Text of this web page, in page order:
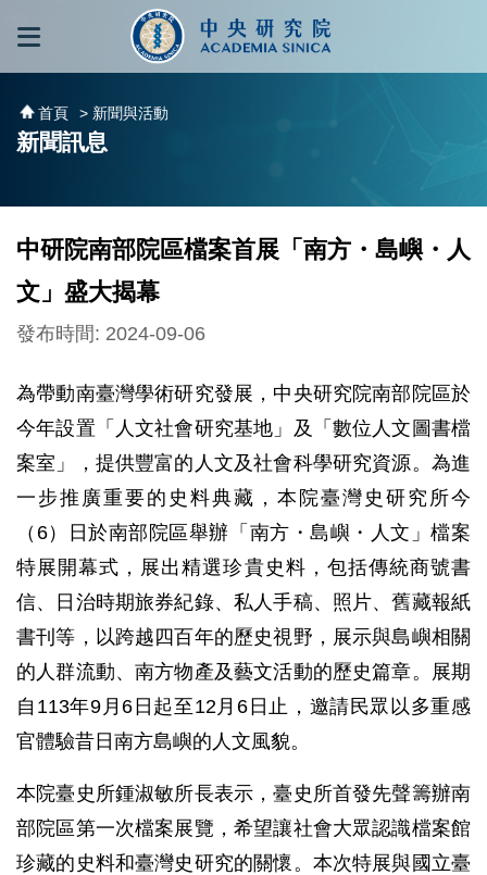
跳到主要內容區塊
首頁 > 新聞與活動
新聞訊息
中研院南部院區檔案首展「南方・島嶼・人
文」盛大揭幕
發布時間: 2024-09-06
為帶動南臺灣學術研究發展，中央研究院南部院區於
今年設置「人文社會研究基地」及「數位人文圖書檔
案室」，提供豐富的人文及社會科學研究資源。為進
一步推廣重要的史料典藏，本院臺灣史研究所今
（6）日於南部院區舉辦「南方・島嶼・人文」檔案
特展開幕式，展出精選珍貴史料，包括傳統商號書
信、日治時期旅券紀錄、私人手稿、照片、舊藏報紙
書刊等，以跨越四百年的歷史視野，展示與島嶼相關
的人群流動、南方物產及藝文活動的歷史篇章。展期
自113年9月6日起至12月6日止，邀請民眾以多重感
官體驗昔日南方島嶼的人文風貌。
本院臺史所鍾淑敏所長表示，臺史所首發先聲籌辦南
部院區第一次檔案展覽，希望讓社會大眾認識檔案館
珍藏的史料和臺灣史研究的關懷。本次特展與國立臺